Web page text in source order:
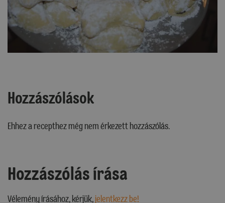
Hozzászólások
Ehhez a recepthez még nem érkezett hozzászólás.
Hozzászólás írása
Vélemény írásához, kérjük,jelentkezz be!